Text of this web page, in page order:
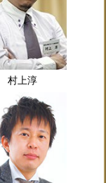
村上淳